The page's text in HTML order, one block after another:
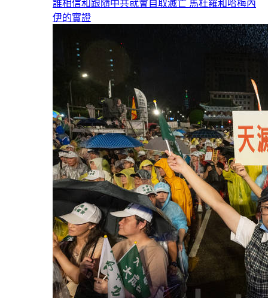
誰相信和跟隨中共就會自取滅亡 馬杜羅和哈梅內
伊的實證